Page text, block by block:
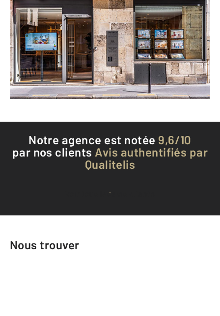
CENTURY 21 Odéon Saint-Sulpice
1 rue de Tournon
PARIS - 75006
Envoyer un message
Téléphoner à l'agence
Notre agence est notée 9,6/10
par nos clients Avis authentifiés par
Qualitelis
Voir tous les avis clients
Nous trouver